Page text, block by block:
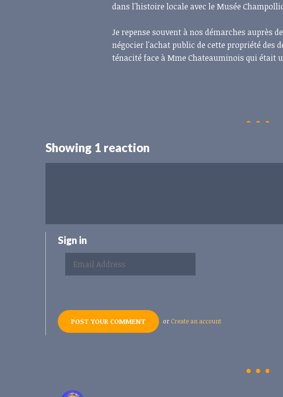
dans l'histoire locale avec le Musée
Je repense souvent à nos démarches auprès
négocier l'achat public de cette propriété des
ténacité face à Mme Chateauminois qui était
Showing 1 reaction
Sign in
or Create an account